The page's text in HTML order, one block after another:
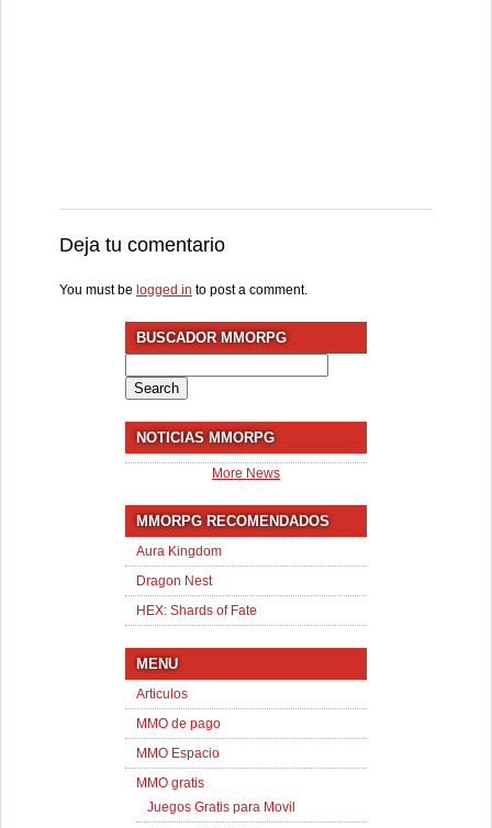
Deja tu comentario
You must be logged in to post a comment.
BUSCADOR MMORPG
for:
NOTICIAS MMORPG
More News
MMORPG RECOMENDADOS
Aura Kingdom
Dragon Nest
HEX: Shards of Fate
MENU
Articulos
MMO de pago
MMO Espacio
MMO gratis
Juegos Gratis para Movil